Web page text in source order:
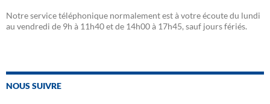
Notre service téléphonique normalement est à votre écoute du lundi
au vendredi de 9h à 11h40 et de 14h00 à 17h45, sauf jours fériés.
NOUS SUIVRE